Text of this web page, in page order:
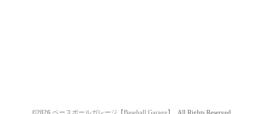
©2026 ベースボールガレージ【Baseball Garage】 . All Rights Reserved.